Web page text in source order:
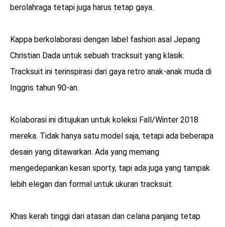
benefit
berolahraga tetapi juga harus tetap gaya.
Kappa berkolaborasi dengan label fashion asal Jepang
Christian Dada untuk sebuah tracksuit yang klasik.
Tracksuit ini terinspirasi dari gaya retro anak-anak muda di
Inggris tahun 90-an.
Kolaborasi ini ditujukan untuk koleksi Fall/Winter 2018
mereka. Tidak hanya satu model saja, tetapi ada beberapa
desain yang ditawarkan. Ada yang memang
mengedepankan kesan sporty, tapi ada juga yang tampak
lebih elegan dan formal untuk ukuran tracksuit.
Khas kerah tinggi dari atasan dan celana panjang tetap